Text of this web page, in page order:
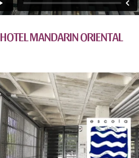
HOTEL MANDARIN ORIENTAL